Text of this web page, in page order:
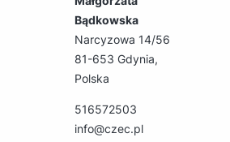
Bądkowska
Narcyzowa 14/56
81-653 Gdynia,
Polska
516572503
info@czec.pl